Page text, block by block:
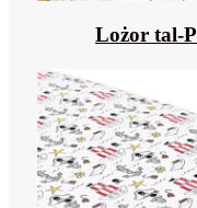
Lożor tal-